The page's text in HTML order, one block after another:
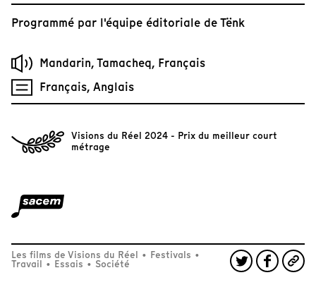
Programmé par l'équipe éditoriale de Tënk
Mandarin, Tamacheq, Français
Français, Anglais
Visions du Réel 2024 - Prix du meilleur court
métrage
Les films de Visions du Réel • Festivals •
Travail • Essais • Société